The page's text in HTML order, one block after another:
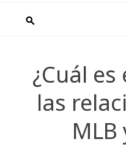
¿Cuál
las
MLB